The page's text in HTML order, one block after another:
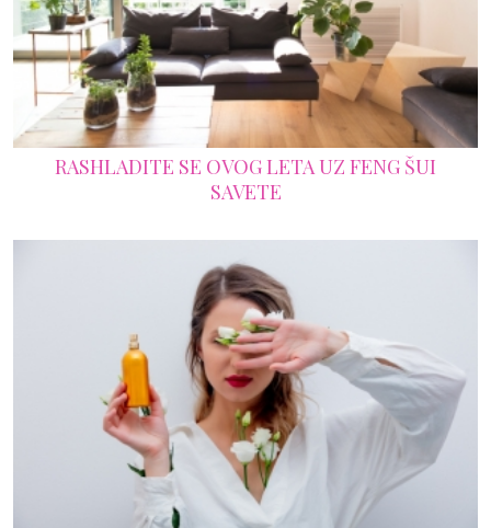
RASHLADITE SE OVOG LETA UZ FENG ŠUI
SAVETE